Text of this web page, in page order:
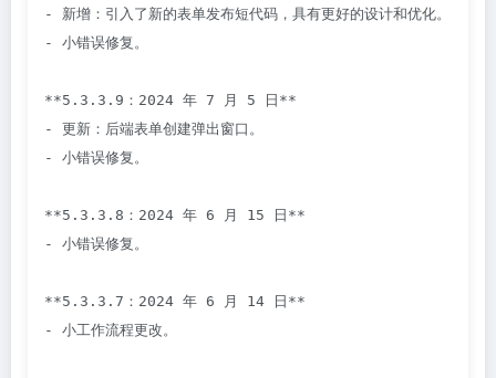
- 新增：引入了新的表单发布短代码，具有更好的设计和优化。
- 小错误修复。
**5.3.3.9：2024 年 7 月 5 日**
- 更新：后端表单创建弹出窗口。
- 小错误修复。
**5.3.3.8：2024 年 6 月 15 日**
- 小错误修复。
**5.3.3.7：2024 年 6 月 14 日**
- 小工作流程更改。